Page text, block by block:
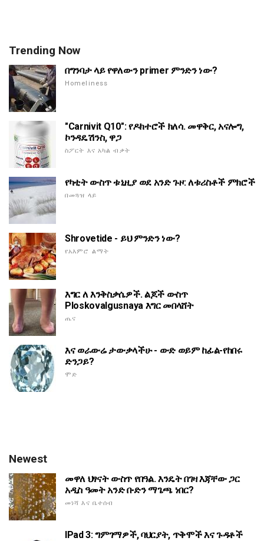
Trending Now
በግንባታ ላይ የዋለውን primer ምንድን ነው?
Homeliness
"Carnivit Q10": የዶክተሮች ክለሳ. መዋቅር, አናሎግ,
ኮንዳዴሽንስ, ዋጋ
ስፖርት እና አካል ብቃት
የካቲት ውስጥ ቱኒዚያ ወደ አንድ ጉዞ: ለቱሪስቶች ምክሮች
በመጓዝ ላይ
Shrovetide - ይህ ምንድን ነው?
የአእምሮ ልማት
እግር ለ እንቅስቃሴዎች. ልጆች ውስጥ
Ploskovalgusnaya እግር መበላሸት
ጤና
እና ወራውሬ ታውቃላችሁ - ውድ ወይም ከፊል-የከበሩ
ድንጋይ?
ሞድ
Newest
መዋለ ህፃናት ውስጥ የበዓል. እንዴት በገዛ እጃቸው ጋር
አዲስ ዓመት አንድ ቡድን ማጌጫ ነበር?
መነሻ እና ቤተሰብ
IPad 3: ግምገማዎች, ባህርያት, ጥቅሞች እና ጉዳቶች